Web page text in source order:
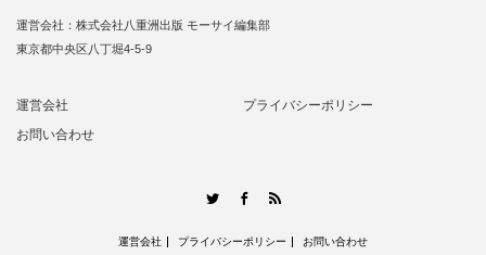
運営会社：株式会社八重洲出版 モーサイ編集部
東京都中央区八丁堀4-5-9
運営会社
プライバシーポリシー
お問い合わせ
TwitterFacebook
運営会社 プライバシーポリシー お問い合わせ